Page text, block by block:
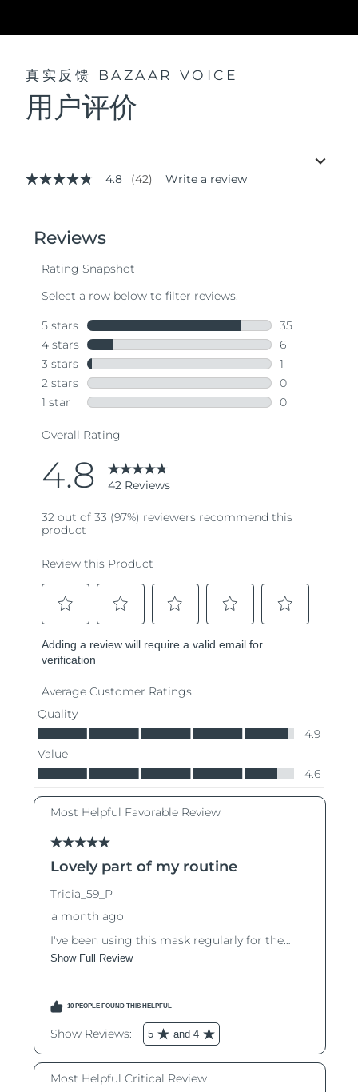
真实反馈 BAZAAR VOICE
用户评价
4.8
stars,
average
rating
value.
Same
page
link.
4.8 (42) Write a review